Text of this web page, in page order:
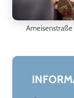
Ameisenstraße